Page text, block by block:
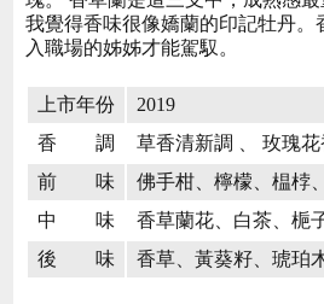
我覺得香味很像嬌蘭的印記牡丹。
入職場的姊姊才能駕馭。
上市年份
2019
香 調
草香清新調 、 玫瑰花
前 味
佛手柑、檸檬、榅桲
中 味
香草蘭花、白茶、梔
後 味
香草、黃葵籽、琥珀